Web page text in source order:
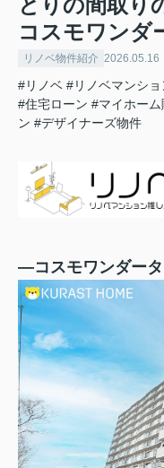
コスモワン
リノベ物件紹介 2026.05.16
#リノベ #リノベマンショ
#住宅ローン #マイホーム
ン #デザイナーズ物件
―コスモワンダー